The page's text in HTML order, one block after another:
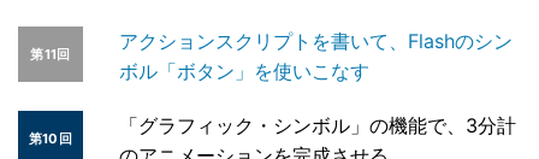
第11回
アクションスクリプトを書いて、Flashのシン
ボル「ボタン」を使いこなす
第10回
「グラフィック・シンボル」の機能で、3分計